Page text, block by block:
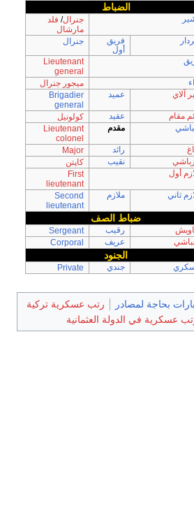
الضباط
جنرال/ فلد
مارشال
فريق
أول
جنرال
Lieutenant
general
ميجور جنرال
آلاي
عميد
Brigadier
general
مقام
عقيد
كولونيل
مقدم
Lieutenant
colonel
رائد
Major
نقيب
كاپتن
أول
First
lieutenant
ثاني
ملازم
Second
lieutenant
ضباط الصف
رقيب
Sergeant
عريف Corporal
الجنود
جندي Private
بحاجة لمصادر
رتب عسكرية تركية
عسكرية في الدولة العثمانية